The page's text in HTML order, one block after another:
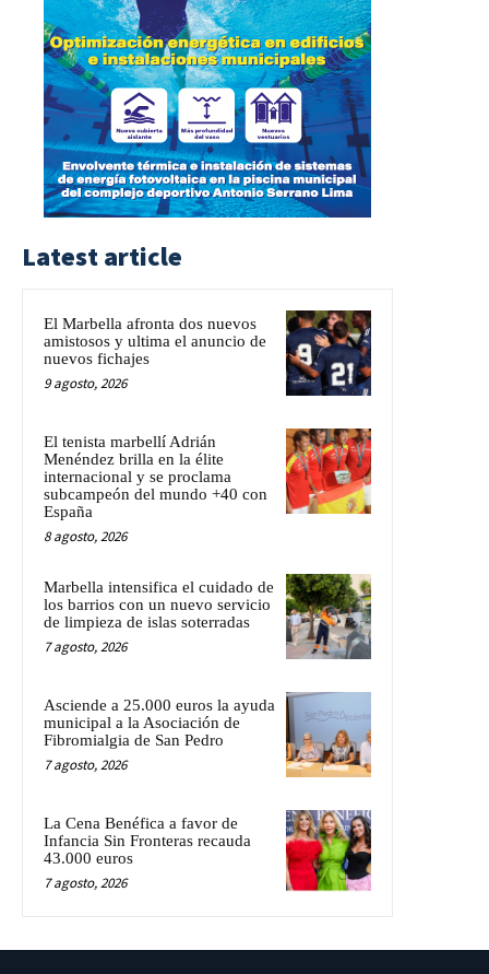
Latest article
El Marbella afronta dos nuevos
amistosos y ultima el anuncio de
nuevos fichajes
9 agosto, 2026
El tenista marbellí Adrián
Menéndez brilla en la élite
internacional y se proclama
subcampeón del mundo +40 con
España
8 agosto, 2026
Marbella intensifica el cuidado de
los barrios con un nuevo servicio
de limpieza de islas soterradas
7 agosto, 2026
Asciende a 25.000 euros la ayuda
municipal a la Asociación de
Fibromialgia de San Pedro
7 agosto, 2026
La Cena Benéfica a favor de
Infancia Sin Fronteras recauda
43.000 euros
7 agosto, 2026